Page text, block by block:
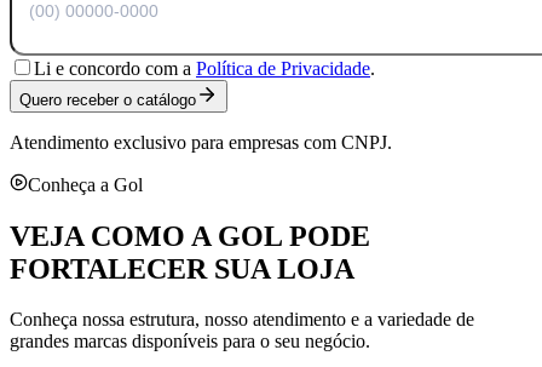
Li e concordo com a Política de Privacidade.
Quero receber o catálogo
Atendimento exclusivo para empresas com CNPJ.
Conheça a Gol
VEJA COMO A GOL PODE
FORTALECER SUA LOJA
Conheça nossa estrutura, nosso atendimento e a variedade de
grandes marcas disponíveis para o seu negócio.